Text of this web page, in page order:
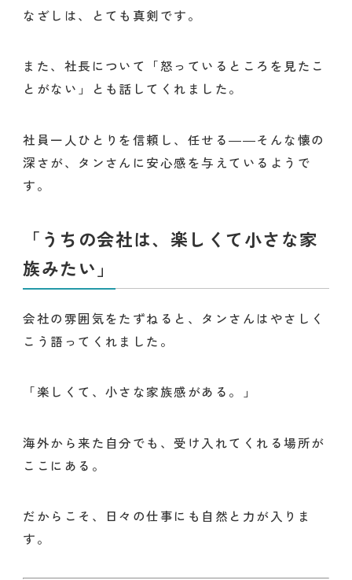
なざしは、とても真剣です。
また、社長について「怒っているところを見たこ
とがない」とも話してくれました。
社員一人ひとりを信頼し、任せる――そんな懐の
深さが、タンさんに安心感を与えているようで
す。
「うちの会社は、楽しくて小さな家
族みたい」
会社の雰囲気をたずねると、タンさんはやさしく
こう語ってくれました。
「楽しくて、小さな家族感がある。」
海外から来た自分でも、受け入れてくれる場所が
ここにある。
だからこそ、日々の仕事にも自然と力が入りま
す。